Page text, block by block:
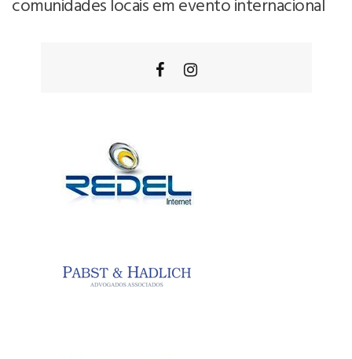
comunidades locais em evento internacional